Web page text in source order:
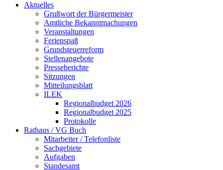
Aktuelles
Grußwort der Bürgermeister
Amtliche Bekanntmachungen
Veranstaltungen
Ferienspaß
Grundsteuerreform
Stellenangebote
Presseberichte
Sitzungen
Mitteilungsblatt
ILEK
Regionalbudget 2026
Regionalbudget 2025
Protokolle
Rathaus / VG Buch
Mitarbeiter / Telefonliste
Sachgebiete
Aufgaben
Standesamt